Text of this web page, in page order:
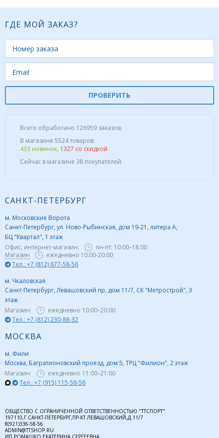
ГДЕ МОЙ ЗАКАЗ?
ПРОВЕРИТЬ
Всего обработано 126959 заказов.
В магазине 5524 товаров:
433 новинок, 1327 со скидкой
Сейчас в магазине 38 покупателей.
САНКТ-ПЕТЕРБУРГ
м. Московские Ворота
Санкт-Петербург, ул. Ново-Рыбинская, дом 19-21, литера А,
БЦ "Квартал", 1 этаж
Офис, интернет-магазин:
пн-пт: 10:00–18:00
Магазин
ежедневно 10:00-20:00
Тел.: +7 (812) 677-58-56
м. Чкаловская
Санкт-Петербург, Левашовский пр, дом 11/7, СК "Метрострой", 3
этаж
Магазин:
ежедневно 10:00–20:00
Тел.: +7 (812) 230-88-32
МОСКВА
м. Фили
Москва, Багратионовский проезд, дом 5, ТРЦ "Филион", 2 этаж
Магазин:
ежедневно 11:00–21:00
Тел.: +7 (915) 115-58-56
ОБЩЕСТВО С ОГРАНИЧЕННОЙ ОТВЕТСТВЕННОСТЬЮ "ТТСПОРТ"
197110,Г.САНКТ-ПЕТЕРБУРГ,ПР-КТ ЛЕВАШОВСКИЙ,Д.11/7
8(921)336-58-56
ADMIN@TTSHOP.RU
ИП РОМАШКО ЕКАТЕРИНА СЕРГЕЕВНА